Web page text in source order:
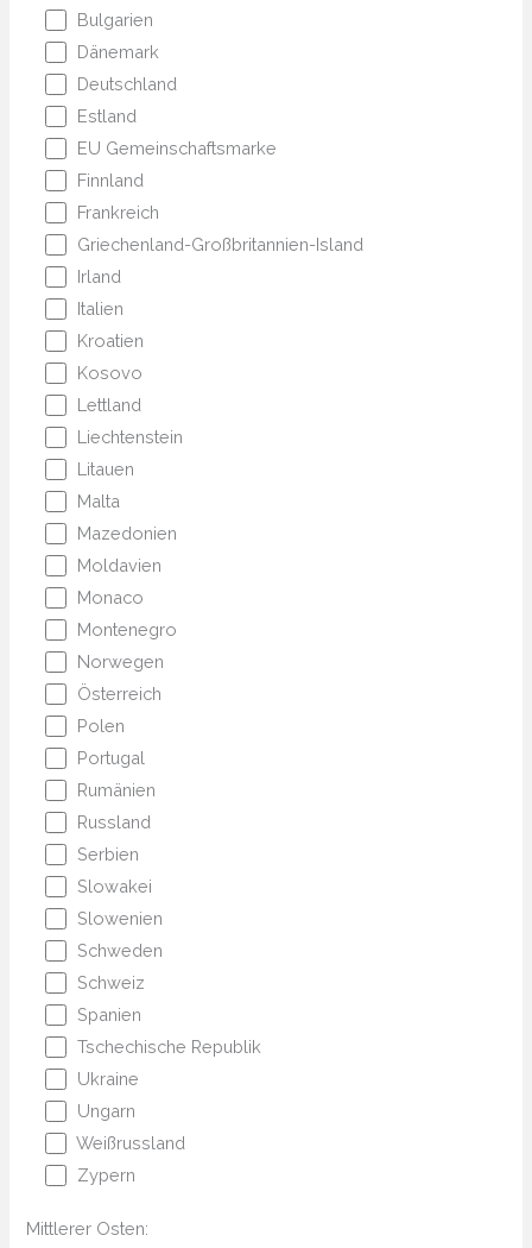
Bulgarien
Dänemark
Deutschland
Estland
EU Gemeinschaftsmarke
Finnland
Frankreich
Griechenland-Großbritannien-Island
Irland
Italien
Kroatien
Kosovo
Lettland
Liechtenstein
Litauen
Malta
Mazedonien
Moldavien
Monaco
Montenegro
Norwegen
Österreich
Polen
Portugal
Rumänien
Russland
Serbien
Slowakei
Slowenien
Schweden
Schweiz
Spanien
Tschechische Republik
Ukraine
Ungarn
Weißrussland
Zypern
Mittlerer Osten: